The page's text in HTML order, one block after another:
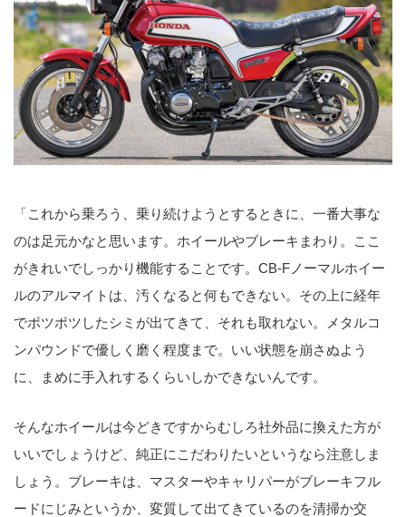
「これから乗ろう、乗り続けようとするときに、一番大事な
のは足元かなと思います。ホイールやブレーキまわり。ここ
がきれいでしっかり機能することです。CB-Fノーマルホイー
ルのアルマイトは、汚くなると何もできない。その上に経年
でポツポツしたシミが出てきて、それも取れない。メタルコ
ンパウンドで優しく磨く程度まで。いい状態を崩さぬよう
に、まめに手入れするくらいしかできないんです。
そんなホイールは今どきですからむしろ社外品に換えた方が
いいでしょうけど、純正にこだわりたいというなら注意しま
しょう。ブレーキは、マスターやキャリパーがブレーキフル
ードにじみというか、変質して出てきているのを清掃か交